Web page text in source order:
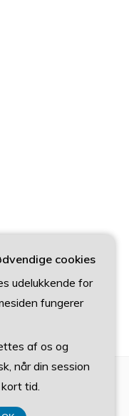
cookies
udelukkende for
fungerer
af os og
når din session
tid.